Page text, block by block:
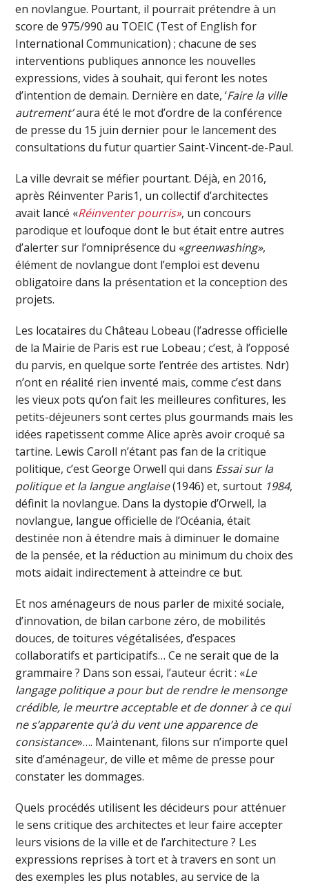
en novlangue. Pourtant, il pourrait prétendre à un
score de 975/990 au TOEIC (Test of English for
International Communication) ; chacune de ses
interventions publiques annonce les nouvelles
expressions, vides à souhait, qui feront les notes
d’intention de demain. Dernière en date, ‘Faire la ville
autrement’aura été le mot d’ordre de la conférence
de presse du 15 juin dernier pour le lancement des
consultations du futur quartier Saint-Vincent-de-Paul.
La ville devrait se méfier pourtant. Déjà, en 2016,
après Réinventer Paris1, un collectif d’architectes
avait lancé «Réinventer pourris», un concours
parodique et loufoque dont le but était entre autres
d’alerter sur l’omniprésence du «greenwashing»,
élément de novlangue dont l’emploi est devenu
obligatoire dans la présentation et la conception des
projets.
Les locataires du Château Lobeau (l’adresse officielle
de la Mairie de Paris est rue Lobeau ; c’est, à l’opposé
du parvis, en quelque sorte l’entrée des artistes. Ndr)
n’ont en réalité rien inventé mais, comme c’est dans
les vieux pots qu’on fait les meilleures confitures, les
petits-déjeuners sont certes plus gourmands mais les
idées rapetissent comme Alice après avoir croqué sa
tartine. Lewis Caroll n’étant pas fan de la critique
politique, c’est George Orwell qui dans Essai sur la
politique et la langue anglaise(1946) et, surtout 1984,
définit la novlangue. Dans la dystopie d’Orwell, la
novlangue, langue officielle de l’Océania, était
destinée non à étendre mais à diminuer le domaine
de la pensée, et la réduction au minimum du choix des
mots aidait indirectement à atteindre ce but.
Et nos aménageurs de nous parler de mixité sociale,
d’innovation, de bilan carbone zéro, de mobilités
douces, de toitures végétalisées, d’espaces
collaboratifs et participatifs… Ce ne serait que de la
grammaire ? Dans son essai, l’auteur écrit : «Le
langage politique a pour but de rendre le mensonge
crédible, le meurtre acceptable et de donner à ce qui
ne s’apparente qu’à du vent une apparence de
consistance»…. Maintenant, filons sur n’importe quel
site d’aménageur, de ville et même de presse pour
constater les dommages.
Quels procédés utilisent les décideurs pour atténuer
le sens critique des architectes et leur faire accepter
leurs visions de la ville et de l’architecture ? Les
expressions reprises à tort et à travers en sont un
des exemples les plus notables, au service de la